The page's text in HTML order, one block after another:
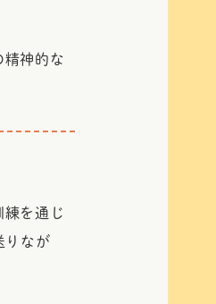
神的な
を通じ
りなが